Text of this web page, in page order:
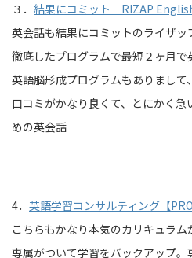
３． 結果にコミット RIZAP
英会話も結果にコミットのライザ
徹底したプログラムで最短２ヶ月で
英語脳形成プログラムもありまして
口コミがかなり良くて、とにかく
めの英会話
4． 英語学習コンサルティング【
こちらもかなり本気のカリキュラ
専属がついて学習をバックアップ。